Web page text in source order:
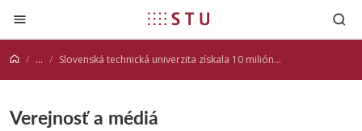
Prejsť na obsah
... Slovenská technická univerzita získala 10 miliónový výskumný grant
Verejnosť a médiá